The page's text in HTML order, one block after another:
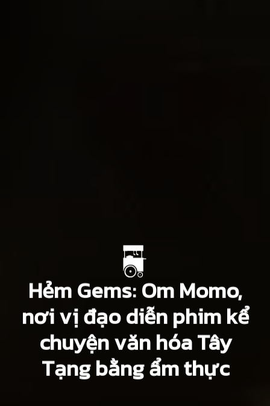
Hẻm Gems: Om Momo,
nơi vị đạo diễn phim kể
chuyện văn hóa Tây
Tạng bằng ẩm thực